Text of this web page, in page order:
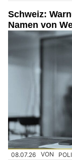
Schweiz:
Namen von
08.07.26 VON